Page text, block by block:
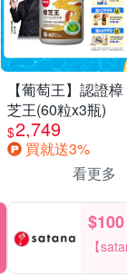
【葡萄王】認證樟
芝王(60粒x3瓶)
$2,749
買就送3%
看更多
$100
【
一件